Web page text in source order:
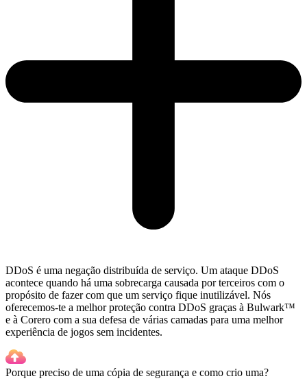
DDoS é uma negação distribuída de serviço. Um ataque DDoS
acontece quando há uma sobrecarga causada por terceiros com o
propósito de fazer com que um serviço fique inutilizável. Nós
oferecemos-te a melhor proteção contra DDoS graças à Bulwark™
e à Corero com a sua defesa de várias camadas para uma melhor
experiência de jogos sem incidentes.
Porque preciso de uma cópia de segurança e como crio uma?